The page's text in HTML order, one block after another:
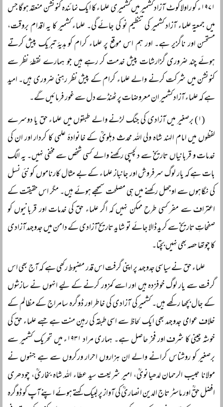
۱۹۷۱ء کو راولاکوٹ آزاد کشمیر میں کشمیری علماء کا ایک نمائندہ کنونشن منعقد ہوگا جس
میں جمعیۃ علماء آزاد کشمیر کی تنظیم نو کی جائے گی۔ علماء کشمیر کا یہ اقدام بروقت،
مستحسن اور ناگزیر ہے۔ اور ہم اس موقع پر علماء کرام کو ہدیۂ تبریک پیش کرتے
ہوئے چند ضروری گزارشات پیش خدمت کر رہے ہیں جو ہمارے نقطۂ نظر سے
کنونشن میں شرکت کرنے والے علماء کرام کے پیش نظر رہنی ضروری ہیں۔ امید
ہے کہ علماء آزاد کشمیر ان معروضات پر ٹھنڈے دل سے غور فرمائیں گے۔
(۱) برصغیر میں آزادی کی جنگ لڑنے والے طبقوں میں علماء حق یا دوسرے
لفظوں میں امام الہند شاہ ولی اللہ محدث دہلویؒ کے خانوادۂ علمی کا کردار اور ان کی
خدمات و قربانیاں تاریخ سے دلچسپی رکھنے والے کسی شخص سے مخفی نہیں۔ یہ الگ
بات ہے کہ یار لوگ سرفروش اور جانباز علماء کے بے مثال کارناموں کو نئی نسل
کی نگاہوں سے اوجھل رکھنے میں ہی مصلحت سمجھے ہوئے ہیں۔ مگر اس حقیقت کے
اعتراف سے مفر کسی طرح ممکن نہیں کہ اگر علماء حق کی خدمات اور قربانیوں کو
صفحاتِ تاریخ سے کرید ڈالا جائے تو شاید تاریخ آزادی کے دامن میں جدوجہد آزادی
کا چوتھا حصہ بھی نہیں بچتا۔
علماء حق نے سیاسی جدوجہد پر اپنی گرفت اس قدر مضبوط رکھی ہے کہ آج بھی اس
گرفت سے یار لوگ خوفزدہ ہیں اور اسے کمزور کرنے کے لیے انہوں نے سازشوں
کے جال بچھا رکھے ہیں۔ کشمیر کی آزادی کی خاطر اور ڈوگرہ سامراج کے مظالم کے
خلاف عوامی جدوجہد بھی ایک لحاظ سے اسی طبقہ کی رہین منت ہے جسے علماء حق کی
خوشہ چینی کا شرف اور فخر حاصل ہے۔ ہماری مراد ۱۹۳۱ء میں تحریک کشمیر سے
برصغیر کو روشناس کرانے والے ان ہزاروں احرار ورکروں سے ہے جنہوں نے
مولانا حبیب الرحمان لدھیانویؒ، امیر شریعت سید عطاء اللہ شاہ بخاریؒ، چودھری
افضل حقؒ اور ماسٹر تاج الدین انصاریؒ کی آواز پر لبیک کہتے ہوئے اپنے آپ کو ڈوگرہ